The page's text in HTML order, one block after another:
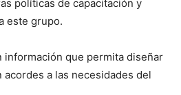
políticas de capacitación y
este grupo.
información que permita diseñar
a las necesidades del